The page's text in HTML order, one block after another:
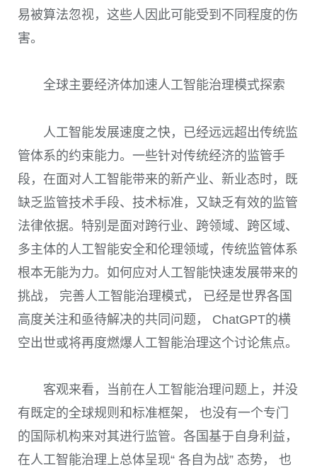
易被算法忽视，这些人因此可能受到不同程度的伤
害。
全球主要经济体加速人工智能治理模式探索
人工智能发展速度之快，已经远远超出传统监
管体系的约束能力。一些针对传统经济的监管手
段，在面对人工智能带来的新产业、新业态时，既
缺乏监管技术手段、技术标准，又缺乏有效的监管
法律依据。特别是面对跨行业、跨领域、跨区域、
多主体的人工智能安全和伦理领域，传统监管体系
根本无能为力。如何应对人工智能快速发展带来的
挑战， 完善人工智能治理模式， 已经是世界各国
高度关注和亟待解决的共同问题， ChatGPT的横
空出世或将再度燃爆人工智能治理这个讨论焦点。
客观来看，当前在人工智能治理问题上，并没
有既定的全球规则和标准框架， 也没有一个专门
的国际机构来对其进行监管。各国基于自身利益，
在人工智能治理上总体呈现“ 各自为战” 态势， 也